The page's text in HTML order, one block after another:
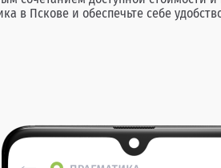
в Пскове и обеспечьте себе